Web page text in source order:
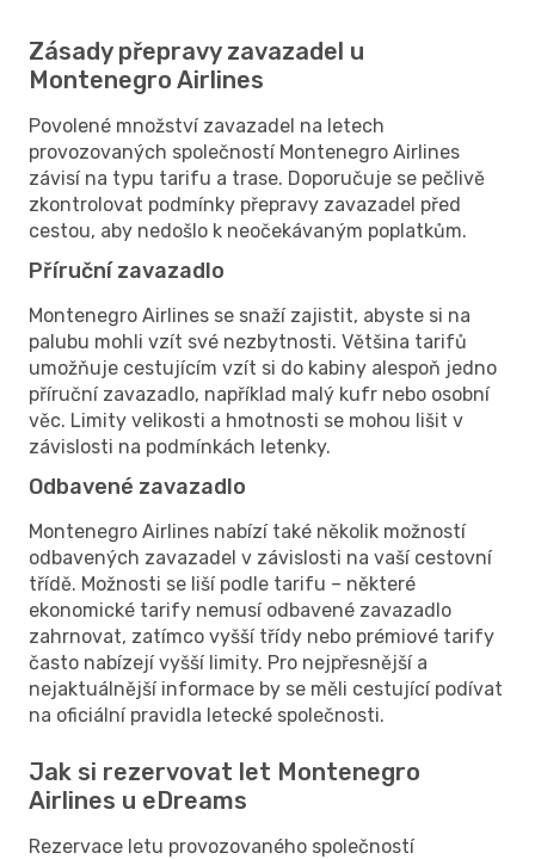
Zásady přepravy zavazadel u
Montenegro Airlines
Povolené množství zavazadel na letech
provozovaných společností Montenegro Airlines
závisí na typu tarifu a trase. Doporučuje se pečlivě
zkontrolovat podmínky přepravy zavazadel před
cestou, aby nedošlo k neočekávaným poplatkům.
Příruční zavazadlo
Montenegro Airlines se snaží zajistit, abyste si na
palubu mohli vzít své nezbytnosti. Většina tarifů
umožňuje cestujícím vzít si do kabiny alespoň jedno
příruční zavazadlo, například malý kufr nebo osobní
věc. Limity velikosti a hmotnosti se mohou lišit v
závislosti na podmínkách letenky.
Odbavené zavazadlo
Montenegro Airlines nabízí také několik možností
odbavených zavazadel v závislosti na vaší cestovní
třídě. Možnosti se liší podle tarifu – některé
ekonomické tarify nemusí odbavené zavazadlo
zahrnovat, zatímco vyšší třídy nebo prémiové tarify
často nabízejí vyšší limity. Pro nejpřesnější a
nejaktuálnější informace by se měli cestující podívat
na oficiální pravidla letecké společnosti.
Jak si rezervovat let Montenegro
Airlines u eDreams
Rezervace letu provozovaného společností